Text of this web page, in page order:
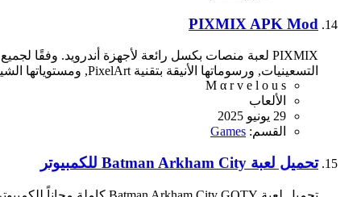
PIXMIX APK Mod
التسعينيات, ورسوماتها الأنيقة بتقنية PixelArt, ومستوياتها الشيقة منذ الدقائق الأولى. استرخِ واقضِ وقت فراغك بحماس...
M α r v e l o u s
الألعاب
29 يونيو 2025
القسم: Games
تحميل لعبة Batman Arkham City للكمبيوتر